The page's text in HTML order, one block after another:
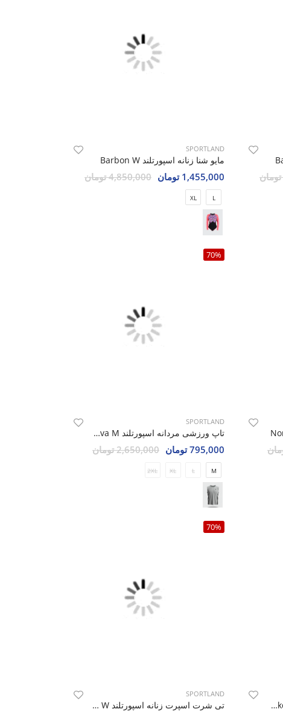
SPORTLAND
مایو شنا زنانه اسپورتلند Barbon W
1,455,000 تومان 4,850,000 تومان
L
XL
70%
SPORTLAND
تاپ ورزشی مردانه اسپورتلند Slava M
795,000 تومان 2,650,000 تومان
M
L
XL
2XL
لگ ورزشی مردانه اسپورتلند Franko M
70%
SPORTLAND
تی شرت اسپرت زنانه اسپورتلند Castiel W